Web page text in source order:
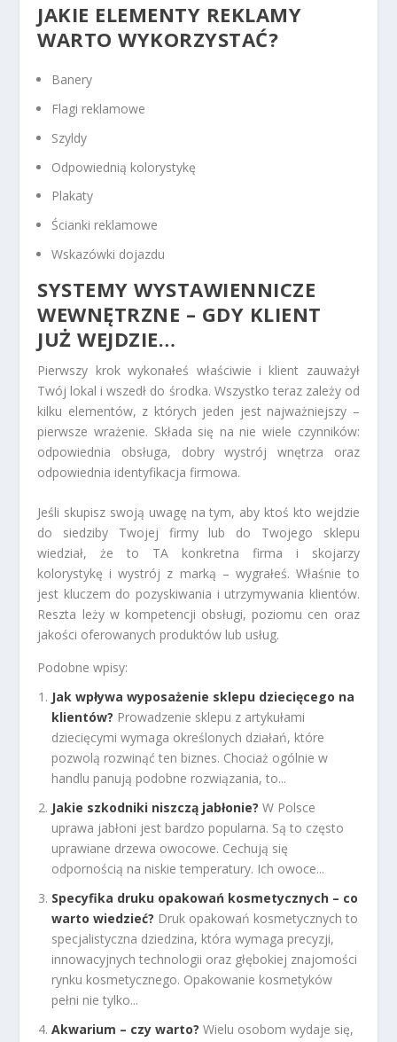
JAKIE ELEMENTY REKLAMY
WARTO WYKORZYSTAĆ?
Banery
Flagi reklamowe
Szyldy
Odpowiednią kolorystykę
Plakaty
Ścianki reklamowe
Wskazówki dojazdu
SYSTEMY WYSTAWIENNICZE
WEWNĘTRZNE – GDY KLIENT
JUŻ WEJDZIE…
Pierwszy krok wykonałeś właściwie i klient zauważył
Twój lokal i wszedł do środka. Wszystko teraz zależy od
kilku elementów, z których jeden jest najważniejszy –
pierwsze wrażenie. Składa się na nie wiele czynników:
odpowiednia obsługa, dobry wystrój wnętrza oraz
odpowiednia identyfikacja firmowa.
Jeśli skupisz swoją uwagę na tym, aby ktoś kto wejdzie
do siedziby Twojej firmy lub do Twojego sklepu
wiedział, że to TA konkretna firma i skojarzy
kolorystykę i wystrój z marką – wygrałeś. Właśnie to
jest kluczem do pozyskiwania i utrzymywania klientów.
Reszta leży w kompetencji obsługi, poziomu cen oraz
jakości oferowanych produktów lub usług.
Podobne wpisy:
Jak wpływa wyposażenie sklepu dziecięcego na
klientów? Prowadzenie sklepu z artykułami
dziecięcymi wymaga określonych działań, które
pozwolą rozwinąć ten biznes. Chociaż ogólnie w
handlu panują podobne rozwiązania, to...
Jakie szkodniki niszczą jabłonie? W Polsce
uprawa jabłoni jest bardzo popularna. Są to często
uprawiane drzewa owocowe. Cechują się
odpornością na niskie temperatury. Ich owoce...
Specyfika druku opakowań kosmetycznych – co
warto wiedzieć? Druk opakowań kosmetycznych to
specjalistyczna dziedzina, która wymaga precyzji,
innowacyjnych technologii oraz głębokiej znajomości
rynku kosmetycznego. Opakowanie kosmetyków
pełni nie tylko...
Akwarium – czy warto? Wielu osobom wydaje się,